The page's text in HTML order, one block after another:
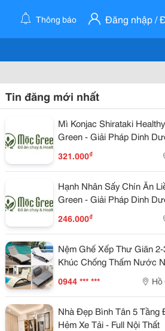
Thông báo Đăng nhập /
Tin đăng mới nhất
Mì Konjac Shirataki
Green - Giải Pháp Dinh
Lành Mạnh Cho Cuộc Sống
Đại
321.000₫
Hạnh Nhân Sấy Chín Ăn
Green - Giải Pháp Dinh
Lành Mạnh Cho Cuộc Sống
Đại
246.000₫
Nệm Ghế Xếp Thư Giãn
Khúc Chống Thấm Nước
Trời Bãi Biển Sân Vườn
0944 *** *** Hồ
Nhà Đẹp Bình Tân 5 Tầng
Hẻm Xe Tải - Full Nội Thất